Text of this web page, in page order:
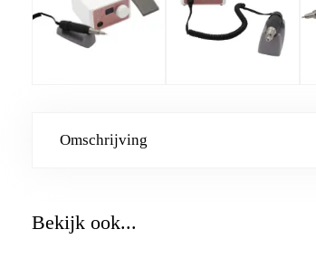
Omschrijving
Bekijk ook...